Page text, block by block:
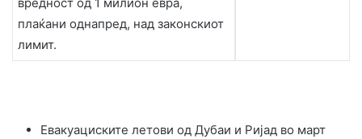
плаќани однапред, над законскиот
лимит.
Евакуациските летови од Дубаи и Ријад во март